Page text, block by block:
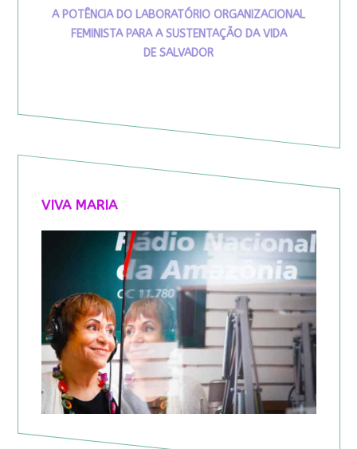
A POTÊNCIA DO LABORATÓRIO ORGANIZACIONAL
FEMINISTA PARA A SUSTENTAÇÃO DA VIDA
DE SALVADOR
VIVA MARIA